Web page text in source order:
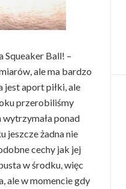
Squeaker Ball! –
ale ma bardzo
jest aport piłki, ale
przerobiliśmy
wytrzymała ponad
jeszcze żadna nie
cechy jak jej
w środku, więc
ale w momencie gdy